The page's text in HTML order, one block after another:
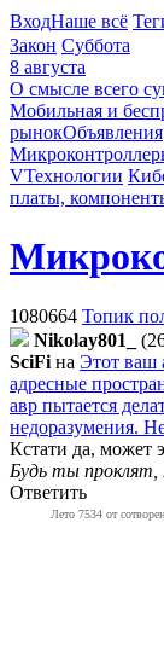
ВходНаше всё
Закон Суббота
8 августа
О смысле всего
Мобильная и
рынокОбъявления
VТехнологии
платы,
1080664 Топик
Nikolay801_
SciFi на Этот ваш
адресные
авр пытается
недоразумения.
Кстати да, может
Будь ты
Ответить
Лето 7534 от